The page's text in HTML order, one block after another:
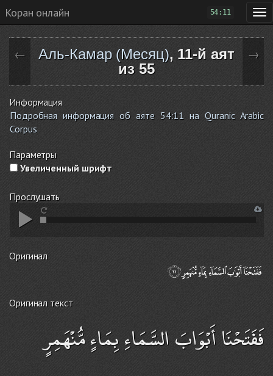
Коран онлайн 54:11
← Аль-Камар (Месяц), 11-й аят
из 55
→
Информация
Подробная информация об аяте 54:11 на Quranic Arabic
Corpus
Параметры
Увеличенный шрифт
Прослушать
Оригинал
Оригинал текст
فَفَتَحْنَا أَبْوَابَ السَّمَاءِ بِمَاءٍ مُّنْهَمِرٍ